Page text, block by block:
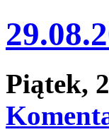
Piątek,